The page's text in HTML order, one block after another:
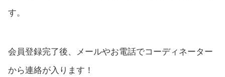
す。
会員登録完了後、メールやお電話でコーディネーター
から連絡が入ります！